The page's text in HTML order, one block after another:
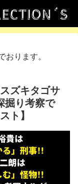
おります。
ズキタゴサ
掘り考察で
ト】